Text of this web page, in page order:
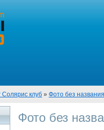
Солярис клуб » Фото без названия
Фото без